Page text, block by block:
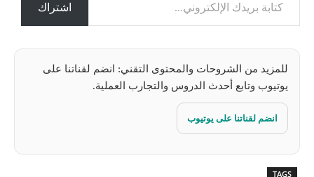
ل
اشتراك
للمزيد من الشروحات والمحتوى التقني: انضم لقناتنا على
يوتيوب وتابع أحدث الدروس والتجارب العملية.
انضم لقناتنا على يوتيوب
TAGS